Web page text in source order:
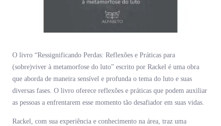
O livro “Ressignificando Perdas: Reflexões e Práticas para
(sobre)viver à metamorfose do luto” escrito por Rackel é uma obra
que aborda de maneira sensível e profunda o tema do luto e suas
diversas fases. O livro oferece reflexões e práticas que podem auxiliar
as pessoas a enfrentarem esse momento tão desafiador em suas vidas.
Rackel, com sua experiência e conhecimento na área, traz uma